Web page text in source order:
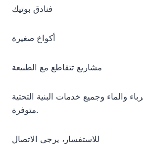
فنادق بوتيك
أكواخ صغيرة
مشاريع تتقاطع مع الطبيعة
والماء وجميع خدمات البنية التحتية
متوفرة.
للاستفسار، يرجى الاتصال